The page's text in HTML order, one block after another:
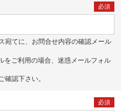
必須
宛てに、お問合せ内容の確認メール
をご利用の場合、迷惑メールフォル
確認下さい。
必須